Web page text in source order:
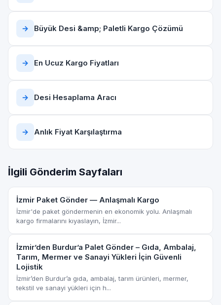
→ Büyük Desi &amp; Paletli Kargo Çözümü
→ En Ucuz Kargo Fiyatları
→ Desi Hesaplama Aracı
→ Anlık Fiyat Karşılaştırma
İlgili Gönderim Sayfaları
İzmir Paket Gönder — Anlaşmalı Kargo
İzmir'de paket göndermenin en ekonomik yolu. Anlaşmalı
kargo firmalarını kıyaslayın, İzmir...
İzmir’den Burdur’a Palet Gönder – Gıda, Ambalaj,
Tarım, Mermer ve Sanayi Yükleri İçin Güvenli
Lojistik
İzmir’den Burdur’a gıda, ambalaj, tarım ürünleri, mermer,
tekstil ve sanayi yükleri için h...